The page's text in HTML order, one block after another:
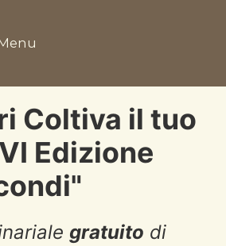
Coltiva il tuo
Edizione
gratuito di